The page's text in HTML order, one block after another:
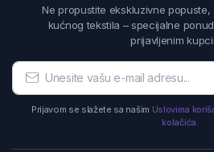
Ne propustite ekskluzivne
kućnog tekstila – specijalne
prijavljenim
Prijavom se slažete sa našim Uslovima
kolačića.